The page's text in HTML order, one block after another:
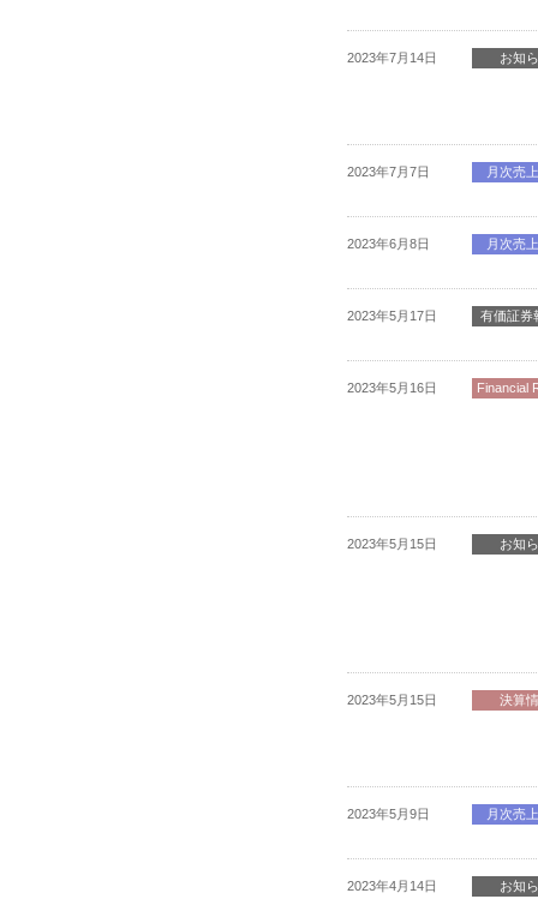
2023年7月14日 お知
2023年7月7日 月次売
2023年6月8日 月次売
2023年5月17日 有価証券
2023年5月16日 Financial
2023年5月15日 お知
2023年5月15日 決算
2023年5月9日 月次売
2023年4月14日 お知